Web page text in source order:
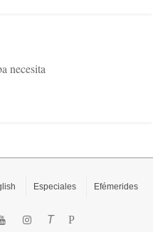
necesita
Especiales Efémerides
T P